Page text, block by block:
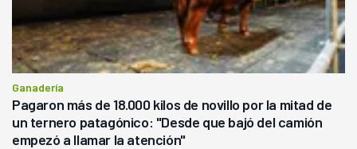
Ganadería
Pagaron más de 18.000 kilos de novillo por la mitad de
un ternero patagónico: "Desde que bajó del camión
empezó a llamar la atención"